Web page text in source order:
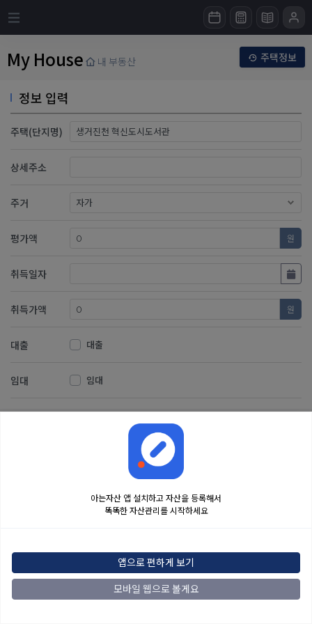
My House 내 부동산 주택정보
정보 입력
주택(단지명)
상세주소
주거
평가액 원
취득일자
취득가액 원
대출 대출
임대 임대
저장 취소
아는자산 앱 설치하고 자산을 등록해서
똑똑한 자산관리를 시작하세요
앱으로 편하게 보기
모바일 웹으로 볼게요
결정 및 책임은 전적으로 이용자에게 있습니다.